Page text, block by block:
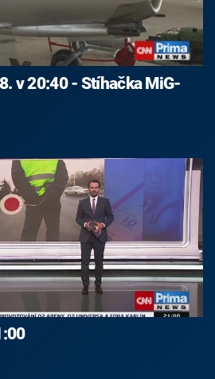
v 20:40 - Stíhačka MiG-